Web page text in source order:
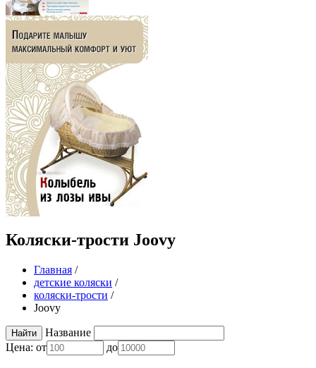
Коляски-трости Joovy
Главная /
детские коляски /
коляски-трости /
Joovy
Название
Цена: от до